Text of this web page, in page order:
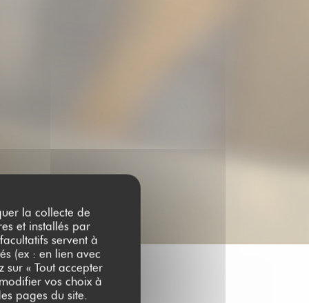
la collecte de
et installés par
servent à
(ex : en lien avec
sur « Tout accepter
vos choix à
pages du site.